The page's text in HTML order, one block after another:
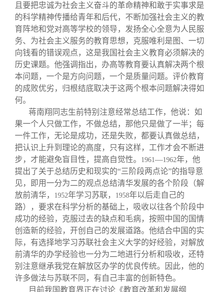
且要把忠诚为社会主义奋斗的革命精神和敢于实事求是
的科学精神传播给青年和后代，不断加强社会主义的教
育阵地和党对高等学校的领导，发扬全心全意为人民服
务、为社会主义服务的教育思想，克服唯利是图、一切
向钱看的错误观点，这是我国社会主义教育必须解决的
历史课题。他强调指出，办高等教育要认真解决两个根
本问题，一个是方向问题，一个是质量问题。评价教育
的成败优劣，归根结底取决于这两个根本问题解决得如
何。
蒋南翔同志生前特别注意经常总结工作，他说：如
果一个人只做工作，不做总结，那他只是做了一半；每
一件工作，无论是成功，还是失败，都要认真做总结，
把认识上升到理论的高度，只有这样，工作才会不断进
步，才能避免盲目性，提高自觉性。
1961—1962年，他
提出了关于总结历史和现实的“三阶段两点论”的指导意
见，即用一分为二的观点总结清华发展的各个阶段（解
放前清华，
1952年学习苏联， 1958年以后走自己的
路），要求在科学分析的基础上，吸收以往各个阶段中
成功的经验，克服过去的缺点和毛病，按照中国的国情
创造新的经验，开创自己的发展道路。他结合中国的实
际，有选择地学习苏联社会主义大学的好经验，对解放
前清华的办学经验也一分为二地进行分析和吸收，还特
别注意继承我党在解放区办学的优良传统。因此，他的
许多做法与苏联不同，有自己丰富的创新特色。
目前我国教育界正在讨论《教育改革和发展纲